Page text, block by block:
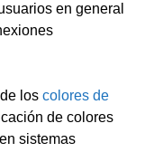
en general
los colores de
de colores
sistemas